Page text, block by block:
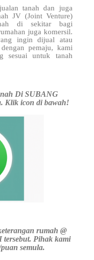
tanah dan juga
JV (Joint Venture)
di sekitar bagi
juga komersil.
ingin dijual atau
pemaju, kami
sesuai untuk tanah
Di SUBANG
Klik icon di bawah!
rumah @
Pihak kami
semula.